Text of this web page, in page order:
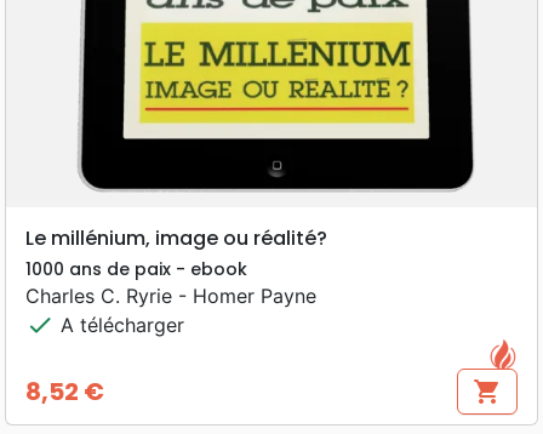
Le millénium, image ou réalité?
1000 ans de paix - ebook
Charles C. Ryrie - Homer Payne
check A télécharger
Prix
8,52 € shopping_cart